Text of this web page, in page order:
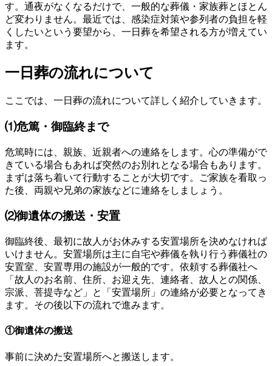
す。通夜がなくなるだけで、一般的な葬儀・家族葬とほとん
ど変わりません。最近では、感染症対策や参列者の負担を軽
くしたいという要望から、一日葬を希望される方が増えてい
ます。
一日葬の流れについて
ここでは、一日葬の流れについて詳しく紹介していきます。
⑴危篤・御臨終まで
危篤時には、親族、近親者への連絡をします。心の準備がで
きている場合もあれば突然のお別れとなる場合もあります。
まずは落ち着いて行動することが大切です。ご家族を看取っ
た後、両親や兄弟の家族などに連絡をしましょう。
⑵御遺体の搬送・安置
御臨終後、最初に故人がお休みする安置場所を決めなければ
いけません。安置場所は主に自宅や葬儀を執り行う葬儀社の
安置室、安置専用の施設が一般的です。依頼する葬儀社へ
「故人のお名前、住所、お迎え先、連絡者、故人との関係、
宗派、菩提寺など」と「安置場所」の連絡が必要となってき
ます。その後以下の流れで進みます。
①御遺体の搬送
事前に決めた安置場所へと搬送します。